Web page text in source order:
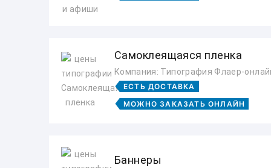
Самоклеящаяся пленка
Компания: Типография Флаер-
ЕСТЬ ДОСТАВКА
МОЖНО ЗАКАЗАТЬ ОНЛАЙН
Баннеры